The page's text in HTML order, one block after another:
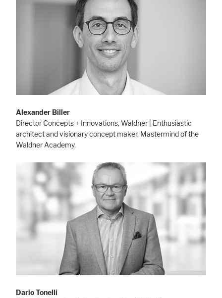
Alexander Biller
Director Concepts + Innovations, Waldner | Enthusiastic
architect and visionary concept maker. Mastermind of the
Waldner Academy.
Dario Tonelli